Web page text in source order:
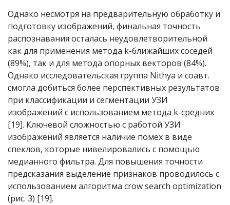
Однако несмотря на предварительную обработку и
подготовку изображений, финальная точность
распознавания осталась неудовлетворительной
как для применения метода k-ближайших соседей
(89%), так и для метода опорных векторов (84%).
Однако исследовательская группа Nithya и соавт.
смогла добиться более перспективных результатов
при классификации и сегментации УЗИ
изображений с использованием метода k-средних
[19]. Ключевой сложностью с работой УЗИ
изображений является наличие помех в виде
спеклов, которые нивелировались с помощью
медианного фильтра. Для повышения точности
предсказания выделение признаков проводилось с
использованием алгоритма crow search optimization
(рис. 3) [19].